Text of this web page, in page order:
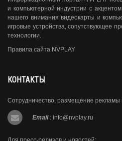
и компьютерной индустрии с
нашего внимания видеокарты и
игровые устройства, сопутствующее
технологии.
Правила сайта NVPLAY
КОНТАКТЫ
Сотрудничество, размещение
Email : info@nvplay.ru